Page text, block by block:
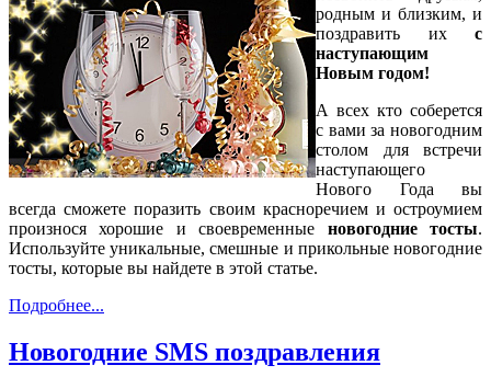
родным и близким, и
поздравить их с
наступающим
Новым годом!
А всех кто соберется
с вами за новогодним
столом для встречи
наступающего
Нового Года вы
всегда сможете поразить своим красноречием и остроумием
произнося хорошие и своевременные новогодние тосты.
Используйте уникальные, смешные и прикольные новогодние
тосты, которые вы найдете в этой статье.
Подробнее...
Новогодние SMS поздравления